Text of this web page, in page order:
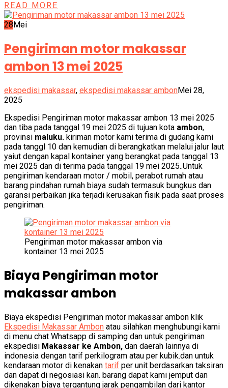
READ MORE
28 Mei
Pengiriman motor makassar
ambon 13 mei 2025
ekspedisi makassar, ekspedisi makassar ambonMei 28,
2025
Ekspedisi Pengiriman motor makassar ambon 13 mei 2025
dan tiba pada tanggal 19 mei 2025 di tujuan kota ambon,
provinsi maluku. kiriman motor kami terima di gudang kami
pada tanggl 10 dan kemudian di berangkatkan melalui jalur laut
yaiut dengan kapal kontainer yang berangkat pada tanggal 13
mei 2025 dan di terima pada tanggal 19 mei 2025..Untuk
pengiriman kendaraan motor / mobil, perabot rumah atau
barang pindahan rumah biaya sudah termasuk bungkus dan
garansi perbaikan jika terjadi kerusakan fisik pada saat proses
pengiriman.
Pengiriman motor makassar ambon via
kontainer 13 mei 2025
Biaya Pengiriman motor
makassar ambon
Biaya ekspedisi Pengiriman motor makassar ambon klik
Ekspedisi Makassar Ambon atau silahkan menghubungi kami
di menu chat Whatsapp di samping dan untuk pengiriman
ekspedisi Makassar ke Ambon, dan daerah lainnya di
indonesia dengan tarif perkilogram atau per kubik.dan untuk
kendaraan motor di kenakan tarif per unit berdasarkan taksiran
dan dapat di negosiasi kan. barang dapat kami jemput dan
dikenakan biaya tergantung jarak pengambilan dari kantor